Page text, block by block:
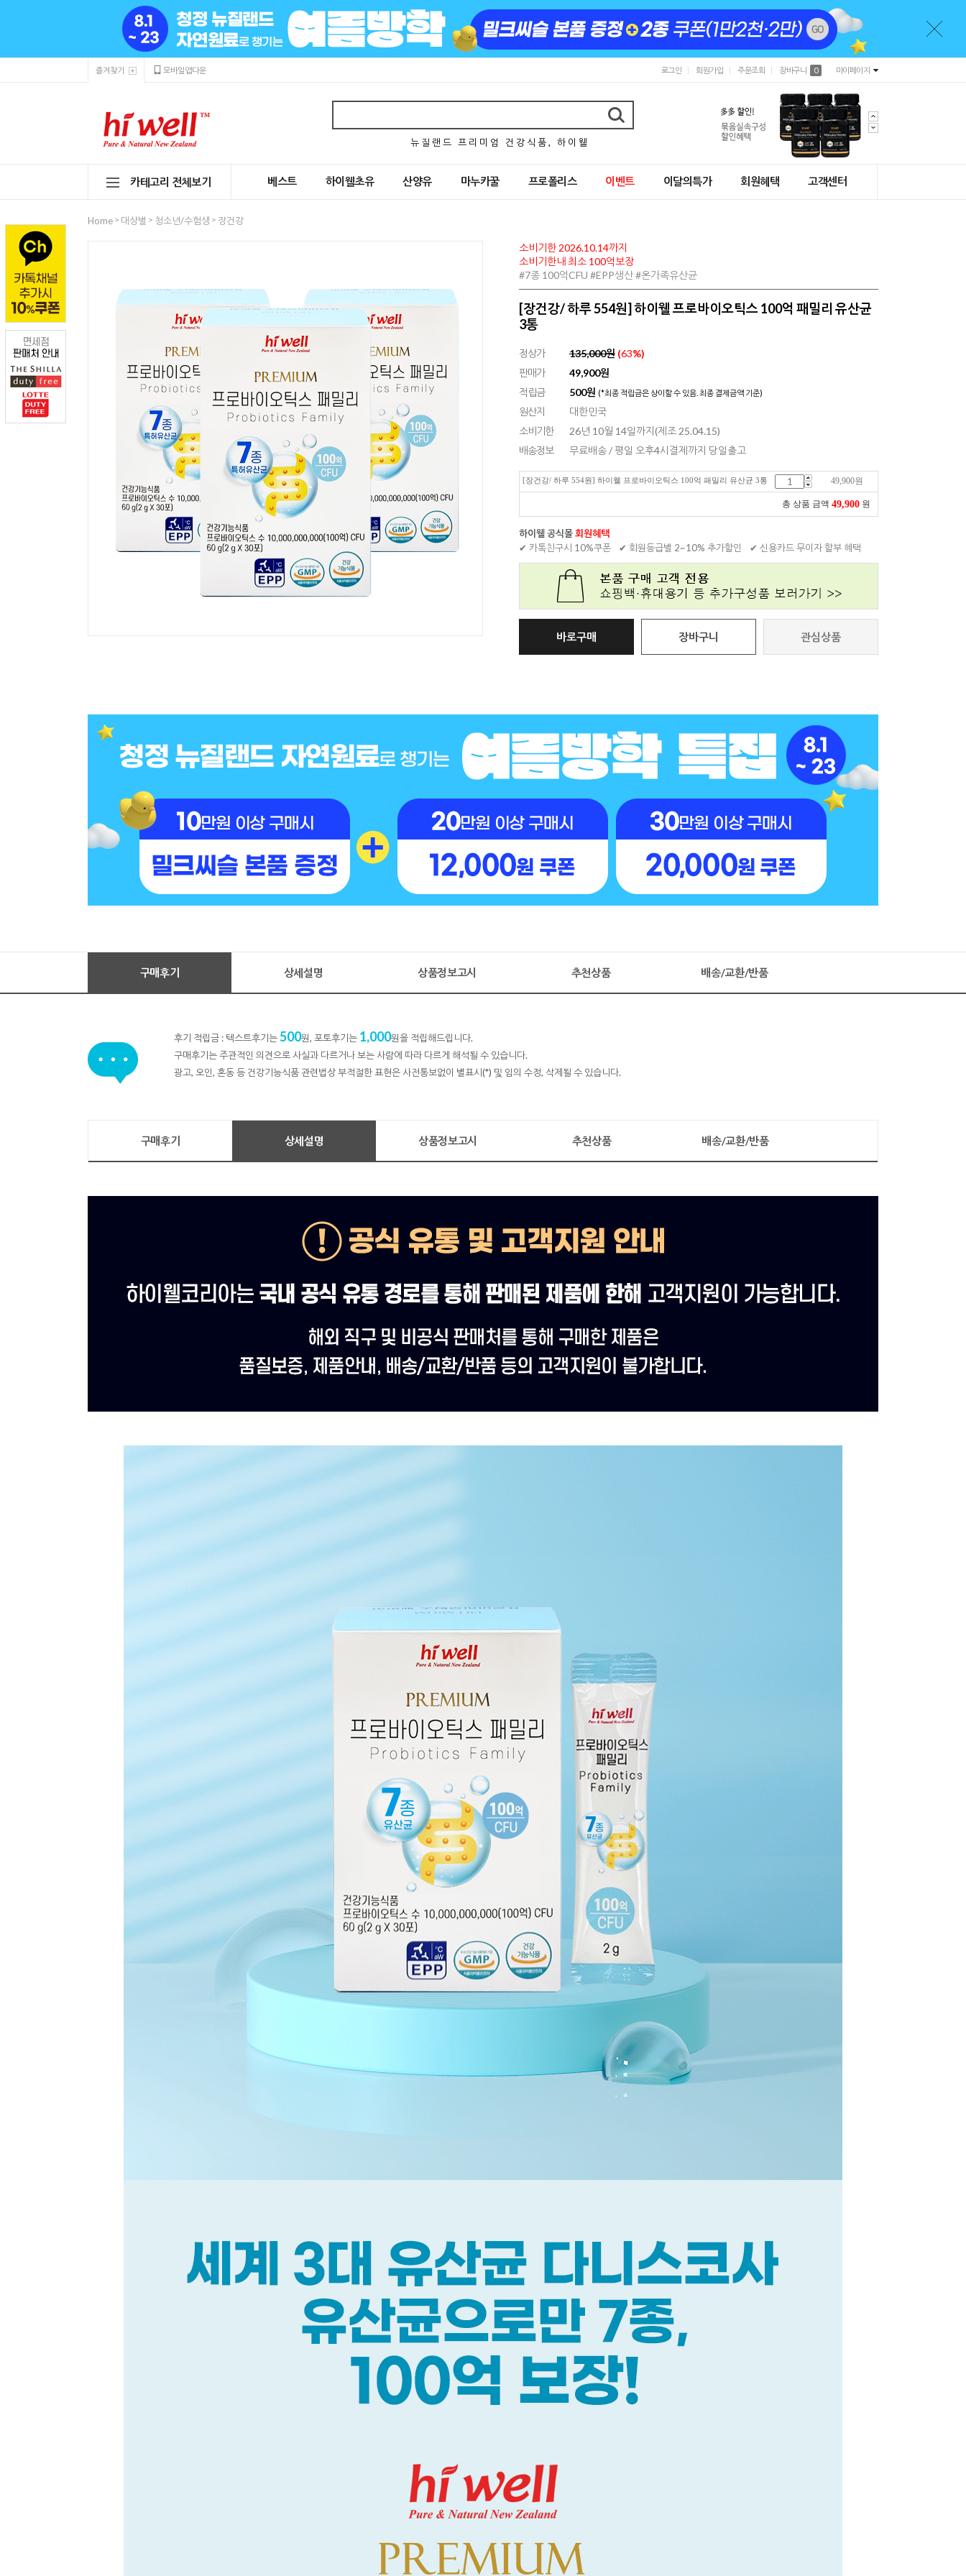
즐겨찾기 모바일앱다운 로그인 회원가입 주문조회 장바구니 0 마이페이지
뉴 질 랜 드 프 리 미 엄 건 강 식 품 , 하 이 웰
카테고리 전체보기 베스트 하이웰초유 산양유 마누카꿀 프로폴리스 이벤트 이달의특가 회원혜택 고객센터
Home > 대상별 > 청소년/수험생 > 장건강
소비기한 2026.10.14까지
소비기한내 최소 100억보장
#7종 100억CFU #EPP생산 #온가족유산균
[장건강/ 하루 554원] 하이웰 프로바이오틱스 100억 패밀리 유산균
3통
정상가 135,000원 (63%)
판매가
49,900원
적립금
500원 (*최종 적립금은 상이할 수 있음. 최종 결제금액 기준)
원산지
대한민국
소비기한
26년 10월 14일까지(제조 25.04.15)
배송정보
무료배송 / 평일 오후4시결제까지 당일출고
[장건강/ 하루 554원] 하이웰 프로바이오틱스 100억 패밀리 유산균 3통 49,900원
총 상품 금액 49,900 원
하이웰 공식몰회원혜택
✔ 카톡친구시 10%쿠폰
✔ 회원등급별 2~10% 추가할인 ✔ 신용카드 무이자 할부 혜택
바로구매 장바구니 관심상품
구매후기 상세설명 상품정보고시 추천상품 배송/교환/반품
후기 적립금 : 텍스트후기는500원, 포토후기는 1,000원을 적립해드립니다.
구매후기는 주관적인 의견으로 사실과 다르거나 보는 사람에 따라 다르게 해석될 수 있습니다.
광고, 오인, 혼동 등 건강기능식품 관련법상 부적절한 표현은 사전통보없이 별표시(*) 및 임의 수정, 삭제될 수 있습니다.
구매후기 상세설명 상품정보고시 추천상품 배송/교환/반품